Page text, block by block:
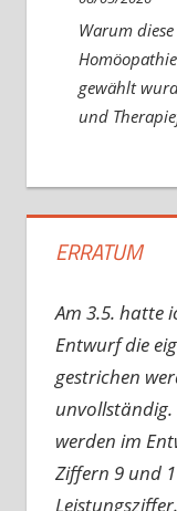
Warum
gewählt
und
ERRATUM
Am 3.5. hatte
Entwurf die
gestrichen
werden im
Ziffern 9 und
Leistungsziffer.